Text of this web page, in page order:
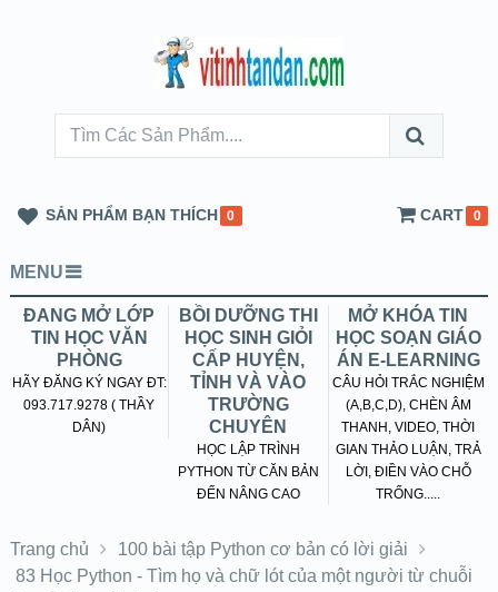
SẢN PHẨM BẠN THÍCH 0 CART 0
MENU
ĐANG MỞ LỚP
TIN HỌC VĂN
PHÒNG
HÃY ĐĂNG KÝ NGAY ĐT:
093.717.9278 ( THẦY
DÂN)
BỒI DƯỠNG THI
HỌC SINH GIỎI
CẤP HUYỆN,
TỈNH VÀ VÀO
TRƯỜNG
CHUYÊN
HỌC LẬP TRÌNH
PYTHON TỪ CĂN BẢN
ĐẾN NÂNG CAO
MỞ KHÓA TIN
HỌC SOẠN GIÁO
ÁN E-LEARNING
CÂU HỎI TRẮC NGHIỆM
(A,B,C,D), CHÈN ÂM
THANH, VIDEO, THỜI
GIAN THẢO LUẬN, TRẢ
LỜI, ĐIỀN VÀO CHỖ
TRỐNG.....
Trang chủ
100 bài tập Python cơ bản có lời giải
83 Học Python - Tìm họ và chữ lót của một người từ chuỗi